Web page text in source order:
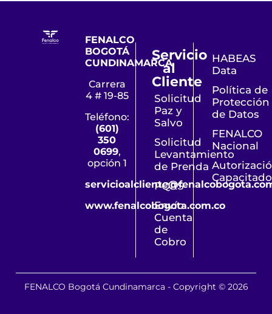
FENALCO
BOGOTÁ
CUNDINAMARCA
Carrera
4 # 19-85
Teléfono:
(601)
350
0699,
opción 1
www.fenalcobogota.com.co
Servicio
al
Cliente
Solicitud
Paz y
Salvo
Solicitud
Levantamiento
de Prenda
PQRS
Envío
Cuenta
de
Cobro
HABEAS
Data
Política de
Protección
de Datos
FENALCO
Nacional
FENALCO Bogotá Cundinamarca - Copyright © 2026